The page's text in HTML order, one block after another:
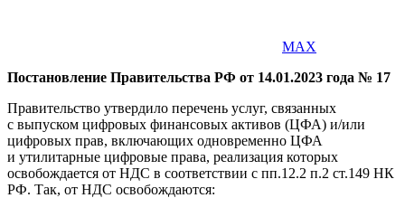
MAX
Постановление Правительства РФ от 14.01.2023 года № 17
Правительство утвердило перечень услуг, связанных
с выпуском цифровых финансовых активов (ЦФА) и/или
цифровых прав, включающих одновременно ЦФА
и утилитарные цифровые права, реализация которых
освобождается от НДС в соответствии с пп.12.2 п.2 ст.149 НК
РФ. Так, от НДС освобождаются: